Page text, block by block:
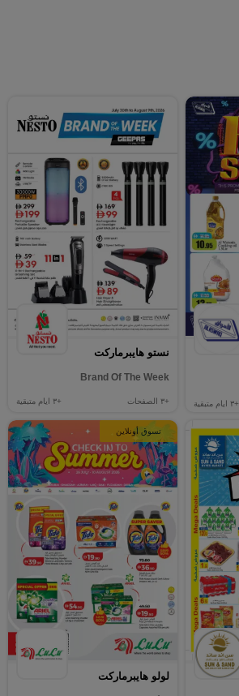
+٣ ايام متبقية
نستو هايبرماركت
Brand Of The Week
+٣ الصفحات +٣ ايام متبقية
تسوق أونلاين
لولو هايبرماركت